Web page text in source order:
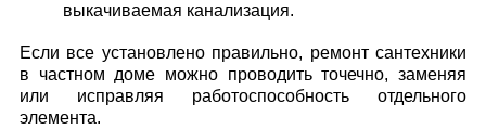
выкачиваемая канализация.
Если все установлено правильно, ремонт сантехники
в частном доме можно проводить точечно, заменяя
или исправляя работоспособность отдельного
элемента.